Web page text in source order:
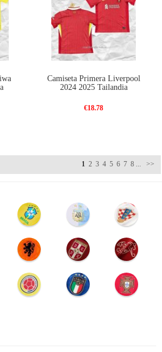
Camiseta Primera Liverpool
2024 2025 Tailandia
€18.78
1 2 3 4 5 6 7 8 ... >>